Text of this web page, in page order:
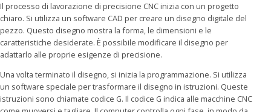
Il processo di lavorazione di precisione CNC inizia con un progetto
chiaro. Si utilizza un software CAD per creare un disegno digitale del
pezzo. Questo disegno mostra la forma, le dimensioni e le
caratteristiche desiderate. È possibile modificare il disegno per
adattarlo alle proprie esigenze di precisione.
Una volta terminato il disegno, si inizia la programmazione. Si utilizza
un software speciale per trasformare il disegno in istruzioni. Queste
istruzioni sono chiamate codice G. Il codice G indica alle macchine CNC